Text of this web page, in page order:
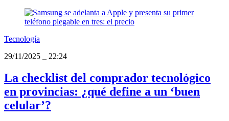
Tecnología
29/11/2025
22:24
La checklist del comprador tecnológico
en provincias: ¿qué define a un ‘buen
celular’?